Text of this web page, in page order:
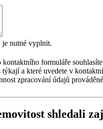
je nutné vyplnit.
kontaktního formuláře
týkají a které uvedete v
zpracování údajů
shledali